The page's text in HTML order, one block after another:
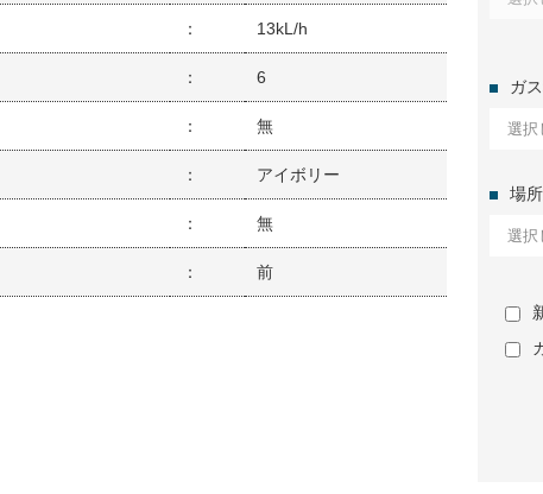
： 13kL/h
： 6
： 無
： アイボリー
： 無
： 前
ガ
場